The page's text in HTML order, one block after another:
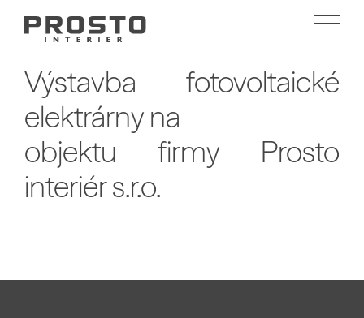
Výstavba fotovoltaické
elektrárny na
objektu firmy Prosto
interiér s.r.o.